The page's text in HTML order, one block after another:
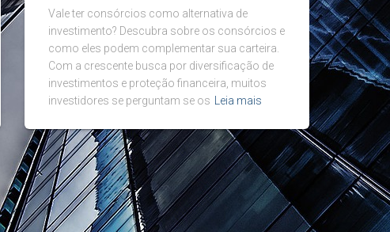
Vale ter consórcios como alternativa de
investimento? Descubra sobre os consórcios e
como eles podem complementar sua carteira.
Com a crescente busca por diversificação de
investimentos e proteção financeira, muitos
investidores se perguntam se os
Leia mais